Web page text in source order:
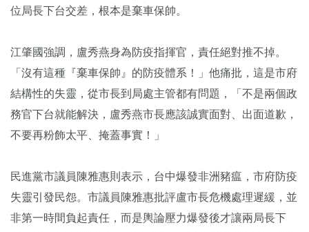
位局長下台交差，根本是棄車保帥。
江肇國強調，盧秀燕身為防疫指揮官，責任絕對推不掉。
「沒有這種『棄車保帥』的防疫體系！」他痛批，這是市府
結構性的失靈，從市長到局處主管都有問題，「不是兩個政
務官下台就能解決，盧秀燕市長應該誠實面對、出面道歉，
不要再粉飾太平、掩蓋事實！」
民進黨市議員陳雅惠則表示，台中爆發非洲豬瘟，市府防疫
失靈引發民怨。市議員陳雅惠批評盧市長危機處理遲緩，並
非第一時間負起責任，而是輿論壓力爆發後才讓兩局長下